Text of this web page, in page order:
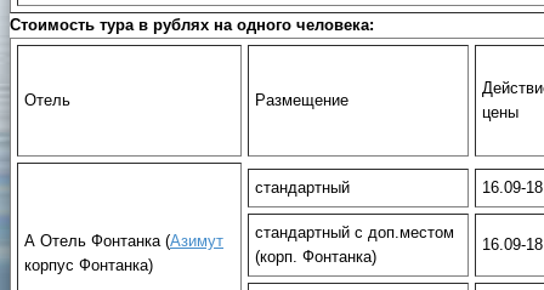
Стоимость тура в рублях на одного человека:
Отель Размещение
цены
А Отель Фонтанка (Азимут
корпус Фонтанка)
стандартный 16.09-
стандартный с доп.местом
(корп. Фонтанка)
16.09-